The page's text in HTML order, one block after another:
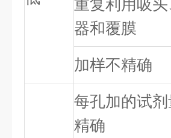
重复利用吸
器和覆膜
加样不精确
每孔加的试剂
精确